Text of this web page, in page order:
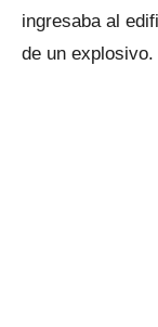
ingresaba al
de un explosivo.